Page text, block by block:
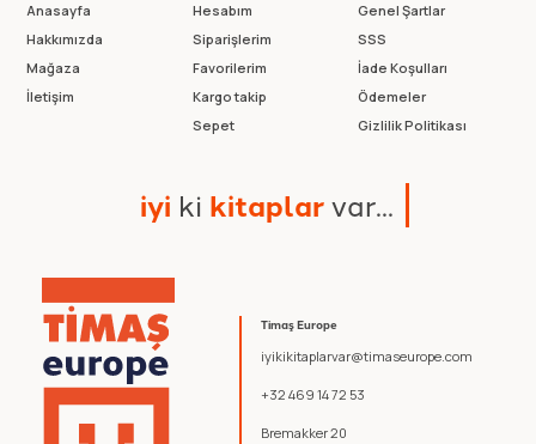
Timaş Europe
iyikikitaplarvar@timaseurope.com
+32 469 14 72 53
Bremakker 20
Anasayfa
Hakkımızda
Mağaza
İletişim
Hesabım
Siparişlerim
Favorilerim
Kargo takip
Sepet
Genel Şartlar
SSS
İade Koşulları
Ödemeler
Gizlilik Politikası
iyi ki kitaplarvar...